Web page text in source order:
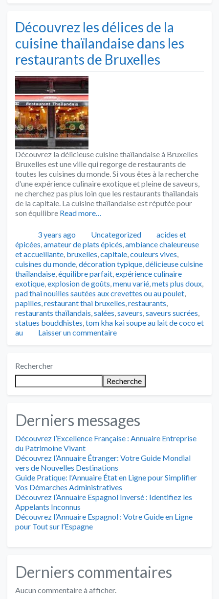
Découvrez les délices de la
cuisine thaïlandaise dans les
restaurants de Bruxelles
Découvrez la délicieuse cuisine thaïlandaise à Bruxelles
Bruxelles est une ville qui regorge de restaurants de
toutes les cuisines du monde. Si vous êtes à la recherche
d’une expérience culinaire exotique et pleine de saveurs,
ne cherchez pas plus loin que les restaurants thaïlandais
de la capitale. La cuisine thaïlandaise est réputée pour
son équilibre Read more…
Publié3 years ago Catégories
Uncategorized Tags
acides et
épicées,amateur de plats épicés,ambiance chaleureuse
et accueillante, bruxelles,capitale,couleurs vives,
cuisines du monde,décoration typique,délicieuse cuisine
thaïlandaise,équilibre parfait,expérience culinaire
exotique,explosion de goûts,menu varié,mets plus doux,
pad thai nouilles sautées aux crevettes ou au poulet,
papilles,restaurant thai bruxelles,restaurants,
restaurants thaïlandais,salées,saveurs,saveurs sucrées,
statues bouddhistes,tom kha kai soupe au lait de coco et
au
Laisser un commentaire
Rechercher
Recherche
Derniers messages
Découvrez l’Excellence Française : Annuaire Entreprise
du Patrimoine Vivant
Découvrez l’Annuaire Étranger: Votre Guide Mondial
vers de Nouvelles Destinations
Guide Pratique: l’Annuaire État en Ligne pour Simplifier
Vos Démarches Administratives
Découvrez l’Annuaire Espagnol Inversé : Identifiez les
Appelants Inconnus
Découvrez l’Annuaire Espagnol : Votre Guide en Ligne
pour Tout sur l’Espagne
Derniers commentaires
Aucun commentaire à afficher.